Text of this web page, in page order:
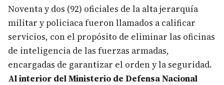
Noventa y dos (92) oficiales de la alta jerarquía
militar y policiaca fueron llamados a calificar
servicios, con el propósito de eliminar las oficinas
de inteligencia de las fuerzas armadas,
encargadas de garantizar el orden y la seguridad.
Al interior del Ministerio de Defensa Nacional